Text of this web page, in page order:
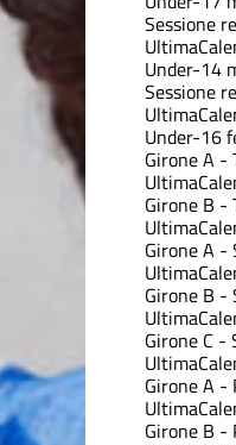
Sessione
Ultima
Under-14
Sessione
Ultima
Under-16
Girone A -
Ultima
Girone B -
Ultima
Girone A -
Ultima
Girone B -
Ultima
Girone C -
Ultima
Girone A -
Ultima
Girone B -